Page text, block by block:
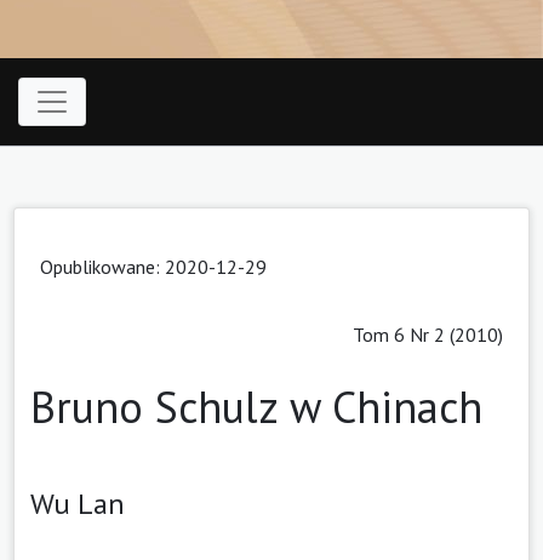
Opublikowane: 2020-12-29
Tom 6 Nr 2 (2010)
Bruno Schulz w Chinach
Wu Lan